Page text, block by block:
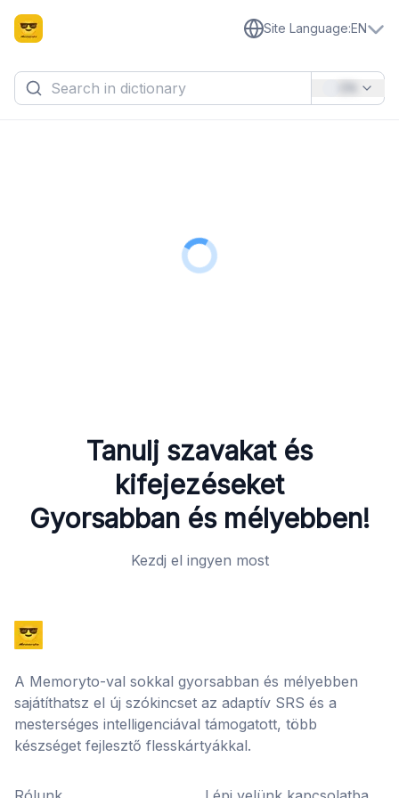
Site Language:EN
Tanulj szavakat és
kifejezéseket
Gyorsabban és mélyebben!
Kezdj el ingyen most
A Memoryto-val sokkal gyorsabban és mélyebben
sajátíthatsz el új szókincset az adaptív SRS és a
mesterséges intelligenciával támogatott, több
készséget fejlesztő flesskártyákkal.